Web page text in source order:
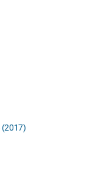
(2017)